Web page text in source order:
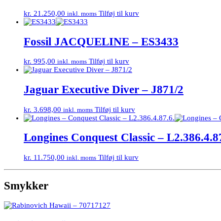
kr. 21.250,00 inkl. moms Tilføj til kurv
Fossil JACQUELINE – ES3433
kr. 995,00 inkl. moms Tilføj til kurv
Jaguar Executive Diver – J871/2
kr. 3.698,00 inkl. moms Tilføj til kurv
Longines Conquest Classic –
kr. 11.750,00 inkl. moms Tilføj til kurv
Smykker